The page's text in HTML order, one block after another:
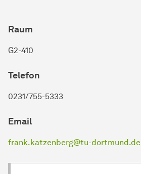
Raum
G2-410
Telefon
0231/755-5333
Email
frank.katzenberg@tu-dortmund.de